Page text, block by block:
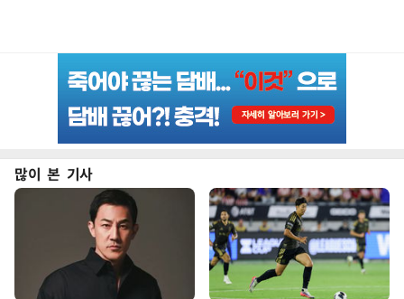
많이 본 기사